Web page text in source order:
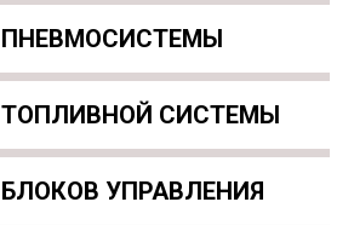
СИСТЕМЫ
УПРАВЛЕНИЯ